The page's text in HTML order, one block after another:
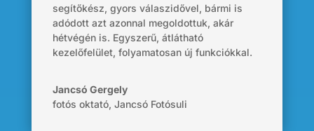
segítőkész, gyors válaszidővel, bármi is
adódott azt azonnal megoldottuk, akár
hétvégén is. Egyszerű, átlátható
kezelőfelület, folyamatosan új funkciókkal.
Jancsó Gergely
fotós oktató, Jancsó Fotósuli